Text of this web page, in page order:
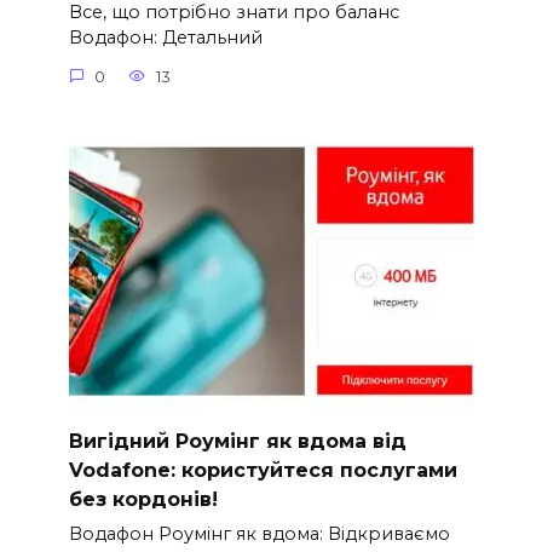
Все, що потрібно знати про баланс
Водафон: Детальний
0 13
Вигідний Роумінг як вдома від
Vodafone: користуйтеся послугами
без кордонів!
Водафон Роумінг як вдома: Відкриваємо